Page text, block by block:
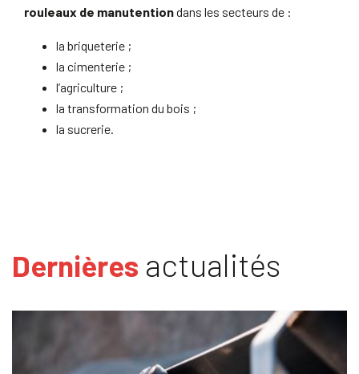
rouleaux de manutentiondans les secteurs de :
la briqueterie ;
la cimenterie ;
l’agriculture ;
la transformation du bois ;
la sucrerie.
Dernières actualités